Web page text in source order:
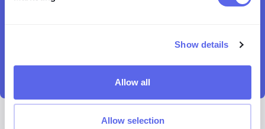
Show details
Allow all
Allow selection